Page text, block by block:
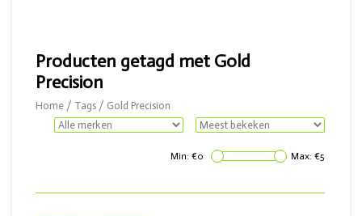
Producten getagd met Gold
Precision
Home / Tags / Gold Precision
Min: €0 Max: €5